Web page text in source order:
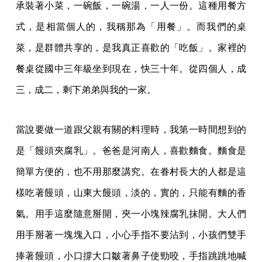
承裝著小菜，一碗飯，一碗湯，一人一份。這種用餐方
式，是相當個人的，我稱那為「用餐」。而我們的桌
菜，是群體共享的，是我真正喜歡的「吃飯」。家裡的
餐桌從國中三年級坐到現在，快三十年。從四個人，成
三，成二，剩下弟弟與我的一家。
當說要做一道跟父親有關的料理時，我第一時間想到的
是「饅頭夾腐乳」。爸爸是河南人，喜歡麵食。麵食是
簡單方便的，也不用那麼講究。在眷村長大的人都是這
樣吃著饅頭，山東大饅頭，淡的，實的，只能有麵的香
氣。用手這麼隨意掰開，夾一小塊辣腐乳抹開。大人們
用手掰著一塊塊入口，小心手指不要沾到，小孩們雙手
捧著饅頭，小口撐大口皺著鼻子使勁咬，手指跳跳地喊